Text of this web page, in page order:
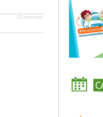
JComments